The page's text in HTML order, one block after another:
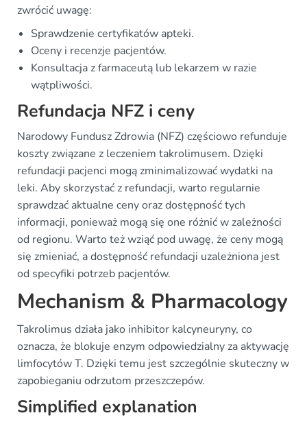
zwrócić uwagę:
Sprawdzenie certyfikatów apteki.
Oceny i recenzje pacjentów.
Konsultacja z farmaceutą lub lekarzem w razie
wątpliwości.
Refundacja NFZ i ceny
Narodowy Fundusz Zdrowia (NFZ) częściowo refunduje
koszty związane z leczeniem takrolimusem. Dzięki
refundacji pacjenci mogą zminimalizować wydatki na
leki. Aby skorzystać z refundacji, warto regularnie
sprawdzać aktualne ceny oraz dostępność tych
informacji, ponieważ mogą się one różnić w zależności
od regionu. Warto też wziąć pod uwagę, że ceny mogą
się zmieniać, a dostępność refundacji uzależniona jest
od specyfiki potrzeb pacjentów.
Mechanism & Pharmacology
Takrolimus działa jako inhibitor kalcyneuryny, co
oznacza, że blokuje enzym odpowiedzialny za aktywację
limfocytów T. Dzięki temu jest szczególnie skuteczny w
zapobieganiu odrzutom przeszczepów.
Simplified explanation